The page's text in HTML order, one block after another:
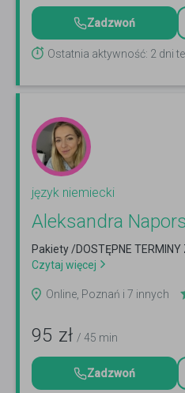
Zadzwoń
Ostatnia aktywność: 2 dni
język niemiecki
Aleksandra
Pakiety /DOSTĘPNE
Czytaj więcej
Online, Poznań i 7 innych
95 zł / 45 min
Zadzwoń